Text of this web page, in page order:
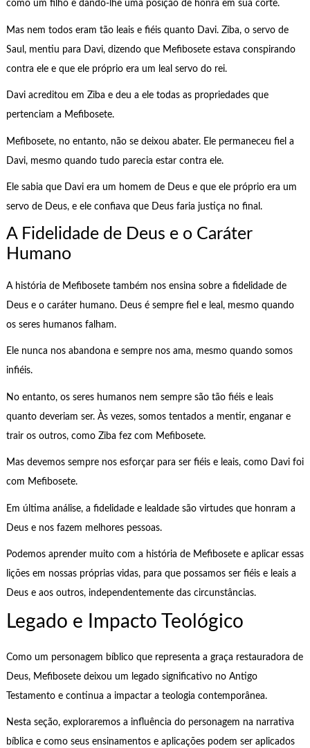
como um filho e dando-lhe uma posição de honra em sua corte.
Mas nem todos eram tão leais e fiéis quanto Davi. Ziba, o servo de
Saul, mentiu para Davi, dizendo que Mefibosete estava conspirando
contra ele e que ele próprio era um leal servo do rei.
Davi acreditou em Ziba e deu a ele todas as propriedades que
pertenciam a Mefibosete.
Mefibosete, no entanto, não se deixou abater. Ele permaneceu fiel a
Davi, mesmo quando tudo parecia estar contra ele.
Ele sabia que Davi era um homem de Deus e que ele próprio era um
servo de Deus, e ele confiava que Deus faria justiça no final.
A Fidelidade de Deus e o Caráter
Humano
A história de Mefibosete também nos ensina sobre a fidelidade de
Deus e o caráter humano. Deus é sempre fiel e leal, mesmo quando
os seres humanos falham.
Ele nunca nos abandona e sempre nos ama, mesmo quando somos
infiéis.
No entanto, os seres humanos nem sempre são tão fiéis e leais
quanto deveriam ser. Às vezes, somos tentados a mentir, enganar e
trair os outros, como Ziba fez com Mefibosete.
Mas devemos sempre nos esforçar para ser fiéis e leais, como Davi foi
com Mefibosete.
Em última análise, a fidelidade e lealdade são virtudes que honram a
Deus e nos fazem melhores pessoas.
Podemos aprender muito com a história de Mefibosete e aplicar essas
lições em nossas próprias vidas, para que possamos ser fiéis e leais a
Deus e aos outros, independentemente das circunstâncias.
Legado e Impacto Teológico
Como um personagem bíblico que representa a graça restauradora de
Deus, Mefibosete deixou um legado significativo no Antigo
Testamento e continua a impactar a teologia contemporânea.
Nesta seção, exploraremos a influência do personagem na narrativa
bíblica e como seus ensinamentos e aplicações podem ser aplicados